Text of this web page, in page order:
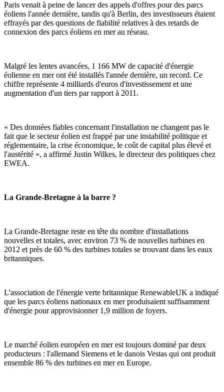
Paris venait à peine de lancer des appels d'offres pour des parcs
éoliens l'année dernière, tandis qu'à Berlin, des investisseurs étaient
effrayés par des questions de fiabilité relatives à des retards de
connexion des parcs éoliens en mer au réseau.
Malgré les lentes avancées, 1 166 MW de capacité d'énergie
éolienne en mer ont été installés l'année dernière, un record. Ce
chiffre représente 4 milliards d'euros d'investissement et une
augmentation d'un tiers par rapport à 2011.
« Des données fiables concernant l'installation ne changent pas le
fait que le secteur éolien est frappé par une instabilité politique et
réglementaire, la crise économique, le coût de capital plus élevé et
l'austérité », a affirmé Justin Wilkes, le directeur des politiques chez
EWEA.
La Grande-Bretagne à la barre ?
La Grande-Bretagne reste en tête du nombre d'installations
nouvelles et totales, avec environ 73 % de nouvelles turbines en
2012 et près de 60 % des turbines totales se trouvant dans les eaux
britanniques.
L'association de l'énergie verte britannique RenewableUK a indiqué
que les parcs éoliens nationaux en mer produisaient suffisamment
d'énergie pour approvisionner 1,9 million de foyers.
Le marché éolien européen en mer est toujours dominé par deux
producteurs : l'allemand Siemens et le danois Vestas qui ont produit
ensemble 86 % des turbines en mer en Europe.